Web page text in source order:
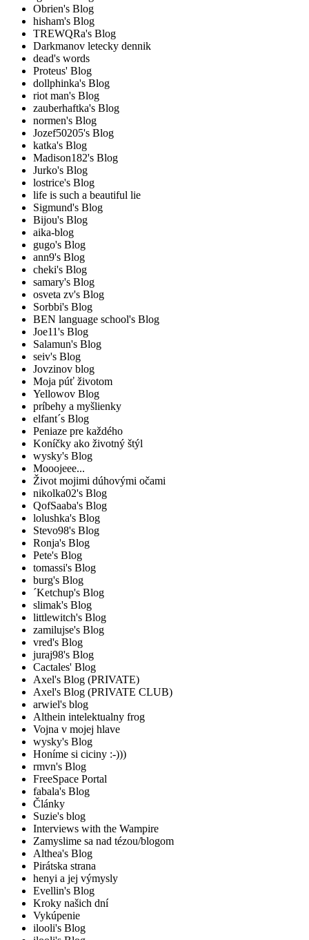
Obrien's Blog
hisham's Blog
TREWQRa's Blog
Darkmanov letecky dennik
dead's words
Proteus' Blog
dollphinka's Blog
riot man's Blog
zauberhaftka's Blog
normen's Blog
Jozef50205's Blog
katka's Blog
Madison182's Blog
Jurko's Blog
lostrice's Blog
life is such a beautiful lie
Sigmund's Blog
Bijou's Blog
aika-blog
gugo's Blog
ann9's Blog
cheki's Blog
samary's Blog
osveta zv's Blog
Sorbbi's Blog
BEN language school's Blog
Joe11's Blog
Salamun's Blog
seiv's Blog
Jovzinov blog
Moja púť životom
Yellowov Blog
príbehy a myšlienky
elfant´s Blog
Peniaze pre každého
Koníčky ako životný štýl
wysky's Blog
Mooojeee...
Život mojimi dúhovými očami
nikolka02's Blog
QofSaaba's Blog
lolushka's Blog
Stevo98's Blog
Ronja's Blog
Pete's Blog
tomassi's Blog
burg's Blog
´Ketchup's Blog
slimak's Blog
littlewitch's Blog
zamilujse's Blog
vred's Blog
juraj98's Blog
Cactales' Blog
Axel's Blog (PRIVATE)
Axel's Blog (PRIVATE CLUB)
arwiel's blog
Althein intelektualny frog
Vojna v mojej hlave
wysky's Blog
Honíme si ciciny :-)))
rmvn's Blog
FreeSpace Portal
fabala's Blog
Články
Suzie's blog
Interviews with the Wampire
Zamyslime sa nad tézou/blogom
Althea's Blog
Pirátska strana
henyi a jej výmysly
Evellin's Blog
Kroky našich dní
Vykúpenie
ilooli's Blog